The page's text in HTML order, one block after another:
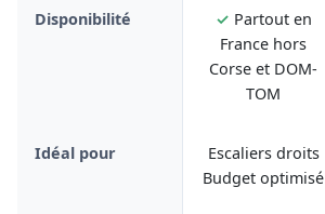
Disponibilité ✓ Partout en
France hors
Corse et DOM-
TOM
Idéal pour
Escaliers droits
Budget optimisé